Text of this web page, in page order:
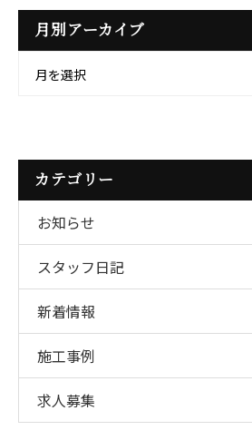
月別アーカイブ
月を選択
カテゴリー
お知らせ
スタッフ日記
新着情報
施工事例
求人募集